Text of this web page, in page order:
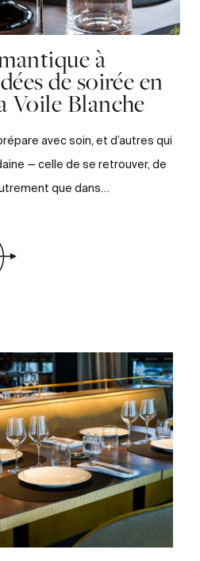
à
de soirée en
Voile Blanche
avec soin, et d’autres qui
— celle de se retrouver, de
que dans…